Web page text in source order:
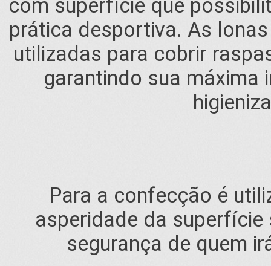
com superfície que
prática desportiva. As
utilizadas para cobrir
garantindo sua máxima
Para a confecção é
asperidade da
segurança de quem